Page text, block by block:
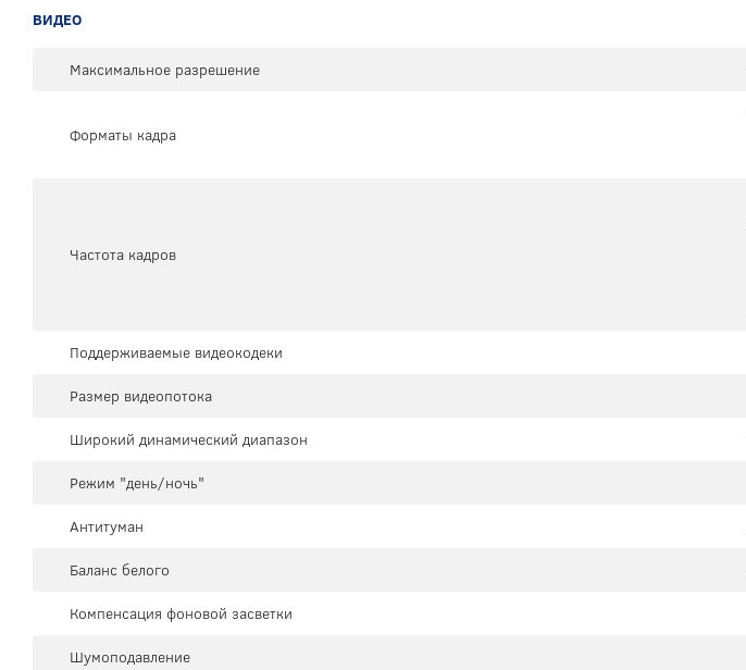
ВИДЕО
Максимальное разрешение
Форматы кадра
Частота кадров
Поддерживаемые видеокодеки
Размер видеопотока
Широкий динамический диапазон
Режим "день/ночь"
Антитуман
Баланс белого
Компенсация фоновой засветки
Шумоподавление